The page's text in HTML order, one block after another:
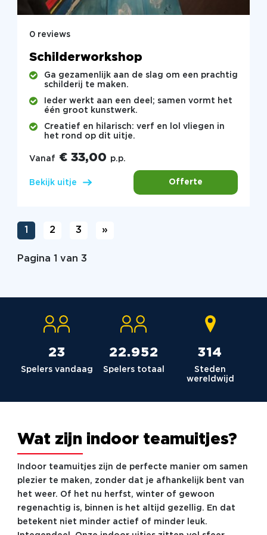
0 reviews
Schilderworkshop
Ga gezamenlijk aan de slag om een prachtig
schilderij te maken.
Ieder werkt aan een deel; samen vormt het
één groot kunstwerk.
Creatief en hilarisch: verf en lol vliegen in
het rond op dit uitje.
Vanaf € 33,00 p.p.
Bekijk uitje Offerte
1 2 3 »
Pagina 1 van 3
23
Spelers vandaag
23.036
Spelers totaal
315
Steden
wereldwijd
Wat zijn indoor teamuitjes?
Indoor teamuitjes zijn de perfecte manier om samen
plezier te maken, zonder dat je afhankelijk bent van
het weer. Of het nu herfst, winter of gewoon
regenachtig is, binnen is het altijd gezellig. En dat
betekent niet minder actief of minder leuk.